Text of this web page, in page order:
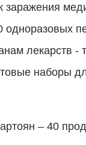
заражения
лекарств -
наборы
– 40